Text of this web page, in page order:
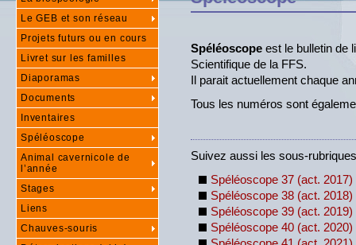
Spéléoscope est le bulletin de
Scientifique de la FFS.
Il parait actuellement chaque
Tous les numéros sont
Suivez aussi les sous-
Spéléoscope 37 (act. 2017)
Spéléoscope 38 (act. 2018)
Spéléoscope 39 (act. 2019)
Spéléoscope 40 (act. 2020)
Le GEB et son réseau
Projets futurs ou en cours
Livret sur les familles
Diaporamas
Documents
Inventaires
Spéléoscope
Animal cavernicole de
l’année
Stages
Liens
Chauves-souris